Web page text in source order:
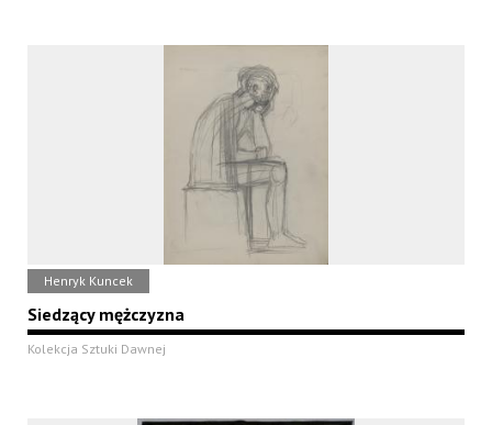
Henryk Kuncek
Siedzący mężczyzna
Kolekcja Sztuki Dawnej